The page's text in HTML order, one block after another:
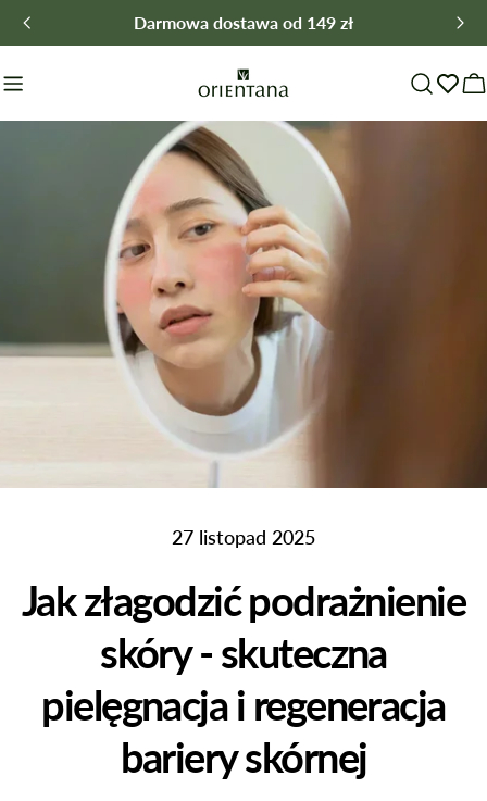
Przejdź
do
Darmowa dostawa od 149 zł
27 listopad 2025
Jak złagodzić podrażnienie
skóry - skuteczna
pielęgnacja i regeneracja
bariery skórnej